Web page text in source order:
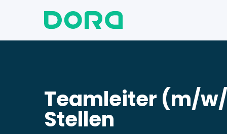
Teamleiter (m/
Stellen